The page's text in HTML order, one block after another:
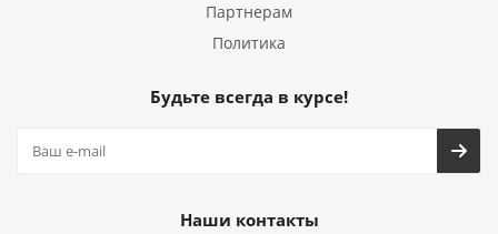
Партнерам
Политика
Будьте всегда в курсе!
Наши контакты